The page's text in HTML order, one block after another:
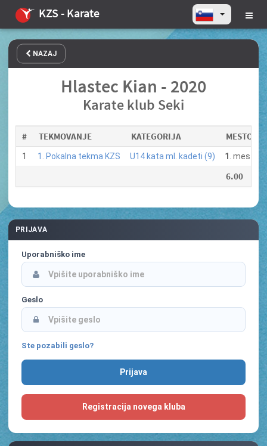
KZS - Karate
NAZAJ
Hlastec Kian - 2020
Karate klub Seki
# TEKMOVANJE KATEGORIJA MESTO
1 1. Pokalna tekma KZS U14 kata ml. kadeti (9) 1 . mesto
6.00
PRIJAVA
Uporabniško ime
Geslo
Ste pozabili geslo?
Registracija novega kluba